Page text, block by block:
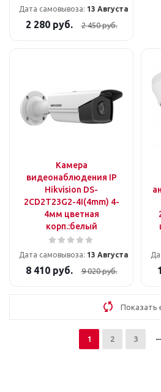
Дата самовывоза: 13 Августа
2 280руб. 2 450руб.
Камера
видеонаблюдения IP
Hikvision DS-
2CD2T23G2-4I(4mm) 4-
4мм цветная
корп.:белый
Дата самовывоза: 13 Августа
8 410руб. 9 020руб.
Показать
1 2 3